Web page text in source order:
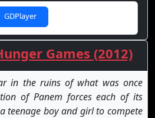
GDPlayer
Games (2012)
in the ruins of what was once
of Panem forces each of its
teenage boy and girl to compete